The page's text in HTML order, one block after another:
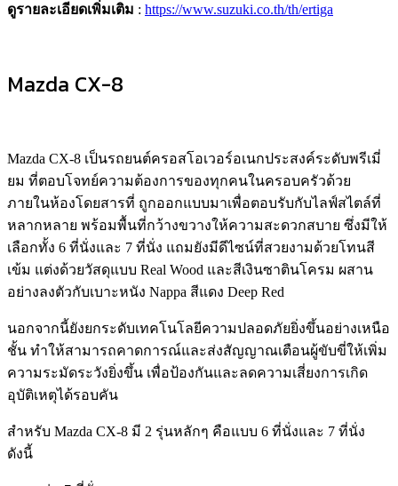
ดูรายละเอียดเพิ่มเติม : https://www.suzuki.co.th/th/ertiga
Mazda CX-8
Mazda CX-8 เป็นรถยนต์ครอสโอเวอร์อเนกประสงค์ระดับพรีเมี่
ยม ที่ตอบโจทย์ความต้องการของทุกคนในครอบครัวด้วย
ภายในห้องโดยสารที่ ถูกออกแบบมาเพื่อตอบรับกับไลฟ์สไตล์ที่
หลากหลาย พร้อมพื้นที่กว้างขวางให้ความสะดวกสบาย ซึ่งมีให้
เลือกทั้ง 6 ที่นั่งและ 7 ที่นั่ง แถมยังมีดีไซน์ที่สวยงามด้วยโทนสี
เข้ม แต่งด้วยวัสดุแบบ Real Wood และสีเงินซาตินโครม ผสาน
อย่างลงตัวกับเบาะหนัง Nappa สีแดง Deep Red
นอกจากนี้ยังยกระดับเทคโนโลยีความปลอดภัยยิ่งขึ้นอย่างเหนือ
ชั้น ทำให้สามารถคาดการณ์และส่งสัญญาณเตือนผู้ขับขี่ให้เพิ่ม
ความระมัดระวังยิ่งขึ้น เพื่อป้องกันและลดความเสี่ยงการเกิด
อุบัติเหตุได้รอบคัน
สำหรับ Mazda CX-8 มี 2 รุ่นหลักๆ คือแบบ 6 ที่นั่งและ 7 ที่นั่ง
ดังนี้